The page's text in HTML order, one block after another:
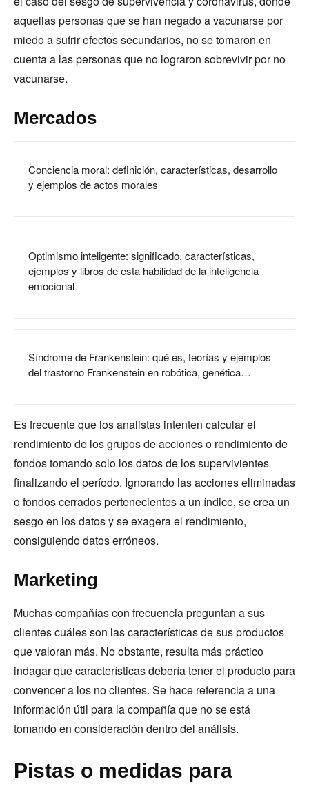
aquellas personas que se han negado a vacunarse por
miedo a sufrir efectos secundarios, no se tomaron en
cuenta a las personas que no lograron sobrevivir por no
vacunarse.
Mercados
Conciencia moral: definición, características, desarrollo
y ejemplos de actos morales
Optimismo inteligente: significado, características,
ejemplos y libros de esta habilidad de la inteligencia
emocional
Síndrome de Frankenstein: qué es, teorías y ejemplos
del trastorno Frankenstein en robótica, genética…
Es frecuente que los analistas intenten calcular el
rendimiento de los grupos de acciones o rendimiento de
fondos tomando solo los datos de los supervivientes
finalizando el período. Ignorando las acciones eliminadas
o fondos cerrados pertenecientes a un índice, se crea un
sesgo en los datos y se exagera el rendimiento,
consiguiendo datos erróneos.
Marketing
Muchas compañías con frecuencia preguntan a sus
clientes cuáles son las características de sus productos
que valoran más. No obstante, resulta más práctico
indagar que características debería tener el producto para
convencer a los no clientes. Se hace referencia a una
información útil para la compañía que no se está
tomando en consideración dentro del análisis.
Pistas o medidas para